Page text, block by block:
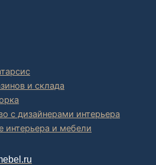
и склада
с дизайнерами интерьера
интерьера и мебели
магазине дизайнерской мебели
можем доставить уже сегодня, и
включая кухни.